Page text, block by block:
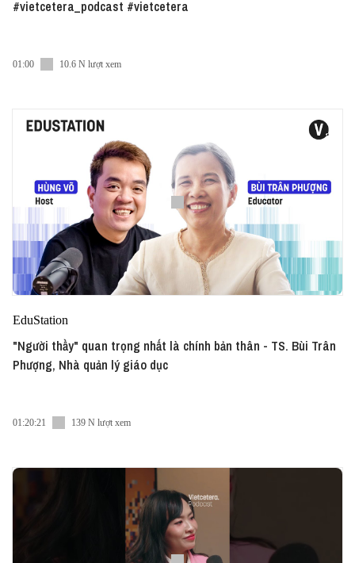
#vietcetera_podcast #vietcetera
01:00 10.6 N lượt xem
EduStation
"Người thầy" quan trọng nhất là chính bản thân - TS. Bùi Trân
Phượng, Nhà quản lý giáo dục
01:20:21 139 N lượt xem